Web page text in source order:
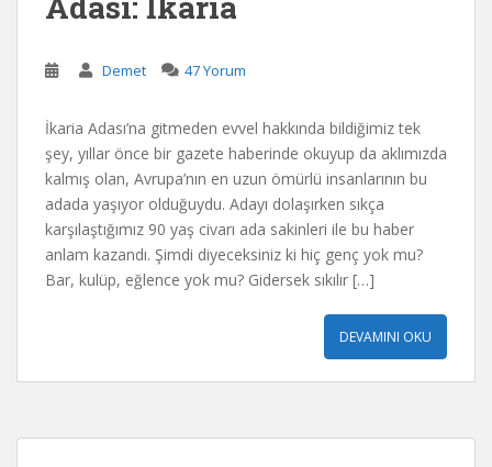
Demet 47 Yorum
İkaria Adası’na gitmeden evvel hakkında bildiğimiz tek
şey, yıllar önce bir gazete haberinde okuyup da aklımızda
kalmış olan, Avrupa’nın en uzun ömürlü insanlarının bu
adada yaşıyor olduğuydu. Adayı dolaşırken sıkça
karşılaştığımız 90 yaş civarı ada sakinleri ile bu haber
anlam kazandı. Şimdi diyeceksiniz ki hiç genç yok mu?
Bar, kulüp, eğlence yok mu? Gidersek sıkılır […]
DEVAMINI OKU